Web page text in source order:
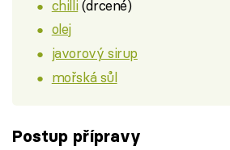
chilli(drcené)
olej
javorový sirup
mořská sůl
Postup přípravy